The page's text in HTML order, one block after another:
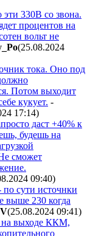
эти 330В со звона.
процентов на
вольт не
(25.08.2024
тока. Оно под
Потом выходит
кукует. -
17:14)
даст +40% к
будешь на
сможет
09:40)
сути источнки
выше 230 когда
(25.08.2024 09:41)
на выходе ККМ,